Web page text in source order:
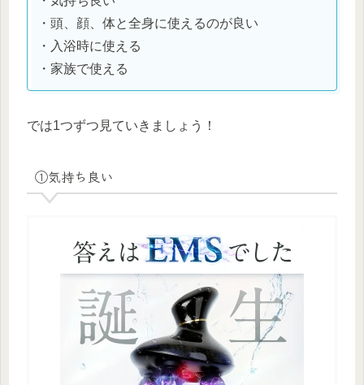
・頭、顔、体と全身に使えるのが良い
・入浴時に使える
・家族で使える
では1つずつ見ていきましょう！
①気持ち良い